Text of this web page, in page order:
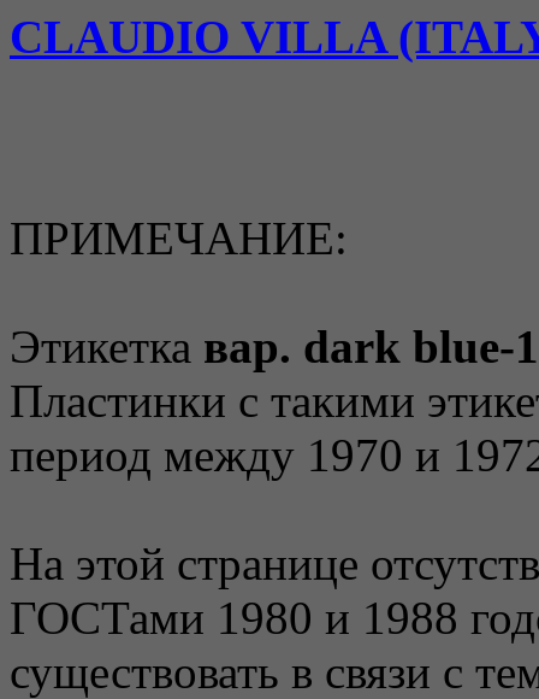
CLAUDIO VILLA
ПРИМЕЧАНИЕ:
Этикетка вар. dark blue-1
Пластинки с такими
период между 1970 и
На этой странице
ГОСТами 1980 и 1988
существовать в связи с